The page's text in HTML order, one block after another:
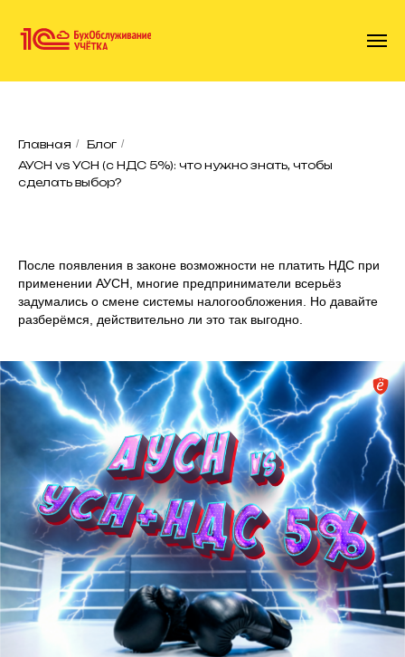
Главная / Блог /
АУСН vs УСН (с НДС 5%): что нужно знать, чтобы
сделать выбор?
После появления в законе возможности не платить НДС при
применении АУСН, многие предприниматели всерьёз
задумались о смене системы налогообложения. Но давайте
разберёмся, действительно ли это так выгодно.